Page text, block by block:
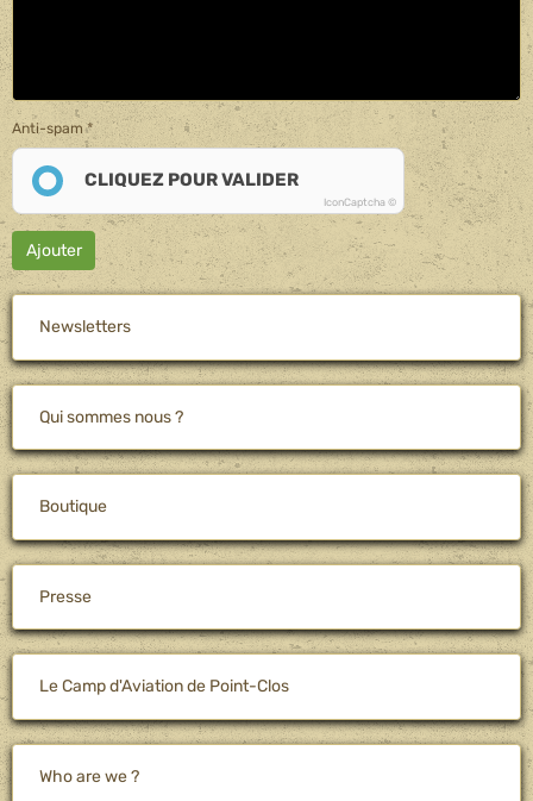
Anti-spam
CLIQUEZ POUR VALIDER
IconCaptcha ©
Ajouter
Newsletters
Qui sommes nous ?
Boutique
Presse
Le Camp d'Aviation de Point-Clos
Who are we ?